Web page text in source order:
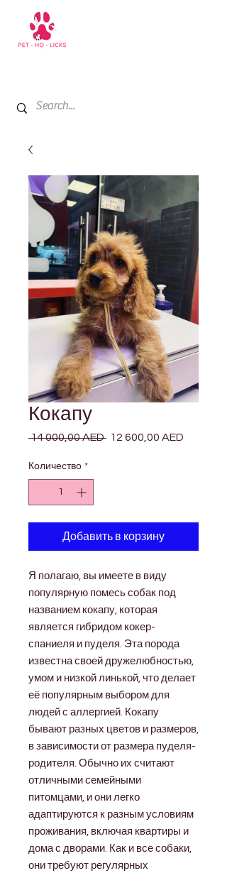
Кокапу
14 000,00 AED Обычная
12 600,00 AED
Количество *
Добавить в корзину
Я полагаю, вы имеете в виду
популярную помесь собак под
названием кокапу, которая
является гибридом кокер-
спаниеля и пуделя. Эта порода
известна своей дружелюбностью,
умом и низкой линькой, что делает
её популярным выбором для
людей с аллергией. Кокапу
бывают разных цветов и размеров,
в зависимости от размера пуделя-
родителя. Обычно их считают
отличными семейными
питомцами, и они легко
адаптируются к разным условиям
проживания, включая квартиры и
дома с дворами. Как и все собаки,
они требуют регулярных